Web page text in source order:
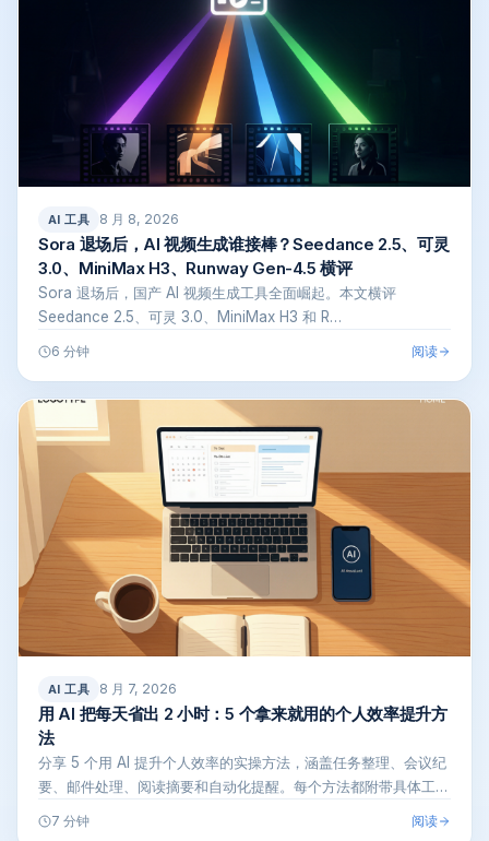
AI 工具 8 月 8, 2026
Sora 退场后，AI 视频生成谁接棒？Seedance 2.5、可灵
3.0、MiniMax H3、Runway Gen-4.5 横评
Sora 退场后，国产 AI 视频生成工具全面崛起。本文横评
Seedance 2.5、可灵 3.0、MiniMax H3 和 R…
6 分钟 阅读
AI 工具 8 月 7, 2026
用 AI 把每天省出 2 小时：5 个拿来就用的个人效率提升方
法
分享 5 个用 AI 提升个人效率的实操方法，涵盖任务整理、会议纪
要、邮件处理、阅读摘要和自动化提醒。每个方法都附带具体工具
7 分钟 阅读